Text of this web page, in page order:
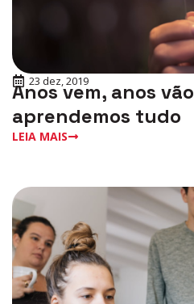
23 dez, 2019
Anos vem, anos
aprendemos tudo
LEIA MAIS